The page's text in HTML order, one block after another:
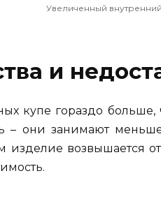
Увеличенный
и
купе гораздо
– они занимают
изделие возвышается